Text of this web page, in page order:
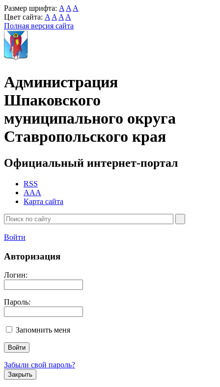
Размер шрифта: A A A
Цвет сайта: A A A A
Полная версия сайта
Администрация
Шпаковского
муниципального округа
Ставропольского края
Официальный интернет-портал
RSS
AAA
Карта сайта
Войти
Авторизация
Логин:
Пароль:
Запомнить меня
Забыли свой пароль?
Закрыть